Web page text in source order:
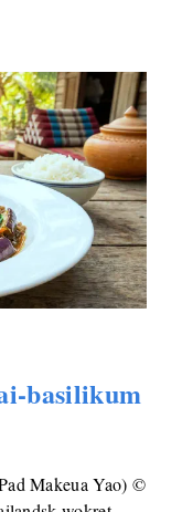
basilikum
Makeua Yao) ©